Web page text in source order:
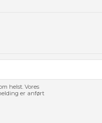
helst. Vores
er anført